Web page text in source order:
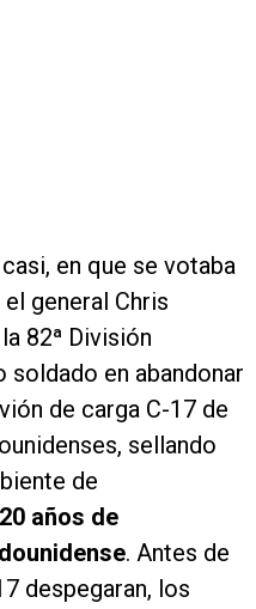
en que se votaba
general Chris
82ª División
en abandonar
de carga C-17 de
sellando
de
20 años de
. Antes de
despegaran, los